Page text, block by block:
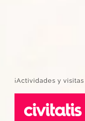
¡Actividades y